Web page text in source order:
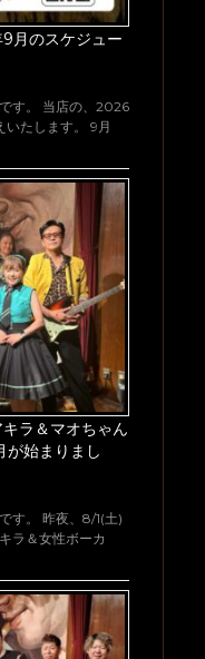
月のスケジュー
す。 当店の、2026
いたします。 9月
ラ＆マオちゃん
が始まりまし
す。 昨夜、8/1(土)
ラ＆女性ボーカ